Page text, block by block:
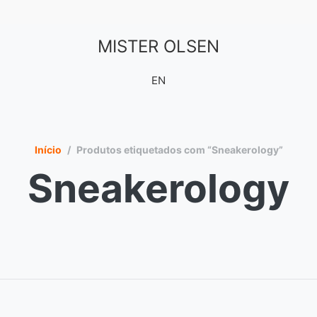
MISTER OLSEN
EN
Início / Produtos etiquetados com “Sneakerology”
Sneakerology